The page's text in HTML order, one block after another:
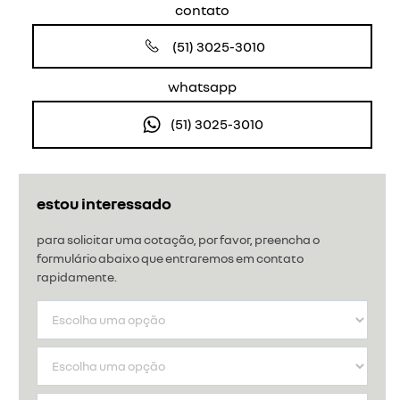
estou interessado
para solicitar uma cotação, por favor, preencha o
formulário abaixo que entraremos em contato
rapidamente.
contato
(51) 3025-3010
whatsapp
(51) 3025-3010